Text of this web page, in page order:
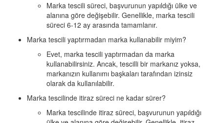
Marka tescili süreci, başvurunun yapıldığı ülke ve
alanına göre değişebilir. Genellikle, marka tescili
süreci 6-12 ay arasında tamamlanır.
Marka tescili yaptırmadan marka kullanabilir miyim?
Evet, marka tescili yaptırmadan da marka
kullanabilirsiniz. Ancak, tescilli bir markanız yoksa,
markanızın kullanımı başkaları tarafından izinsiz
olarak da kullanılabilir.
Marka tescilinde itiraz süreci ne kadar sürer?
Marka tescilinde itiraz süreci, başvurunun yapıldığı